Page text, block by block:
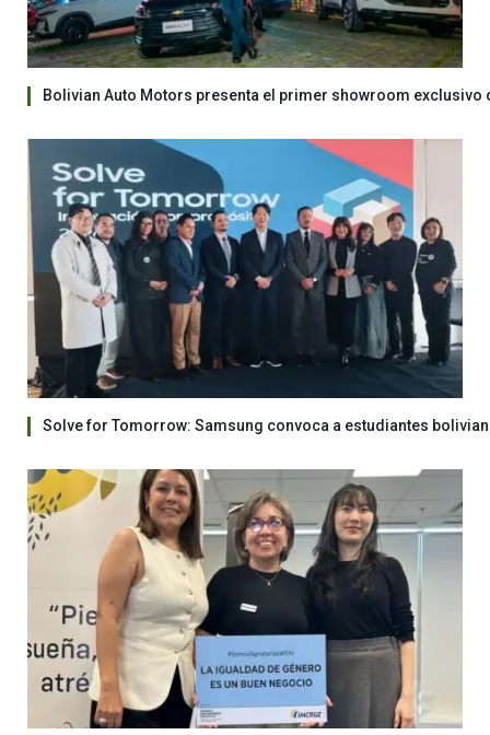
Bolivian Auto Motors presenta el primer showroom
Solve for Tomorrow: Samsung convoca a estudiantes